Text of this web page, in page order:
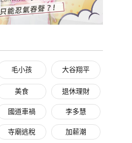
毛小孩 大谷翔平
美食 退休理財
國道車禍 李多慧
寺廟逃稅 加薪潮